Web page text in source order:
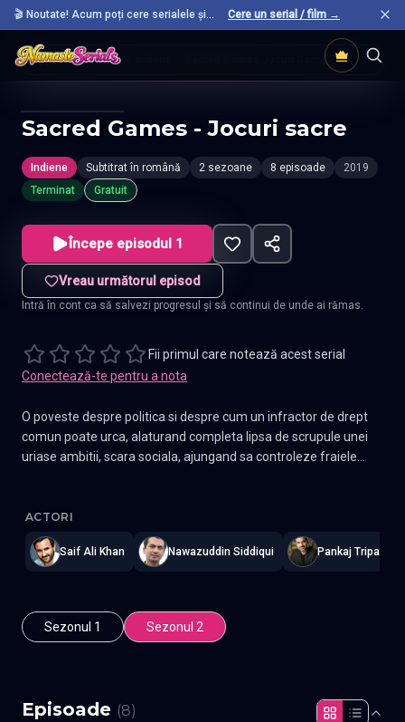
🎬 Noutate! Acum poți cere serialele și
filmele preferate care nu sunt încă pe site.
Cere un serial / film →
Acasă Seriale Indiene Sacred Games Jocuri Sacre
Sacred Games - Jocuri sacre
Indiene Subtitrat în română 2 sezoane 8 episoade
2019
Terminat
Gratuit
Începe episodul 1
Vreau următorul episod
Intră în cont ca să salvezi progresul și să continui de unde ai rămas.
Fii primul care notează acest serial
Conectează-te pentru a nota
O poveste despre politica si despre cum un infractor de drept
comun poate urca, alaturand completa lipsa de scrupule unei
uriase ambitii, scara sociala, ajungand sa controleze fraiele
ACTORI
Saif Ali Khan Nawazuddin Siddiqui Pankaj Tripathi
Sezonul 1 Sezonul 2
Episoade (8)